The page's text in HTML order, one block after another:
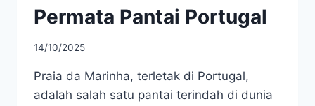
Permata Pantai Portugal
14/10/2025
Praia da Marinha, terletak di Portugal,
adalah salah satu pantai terindah di dunia